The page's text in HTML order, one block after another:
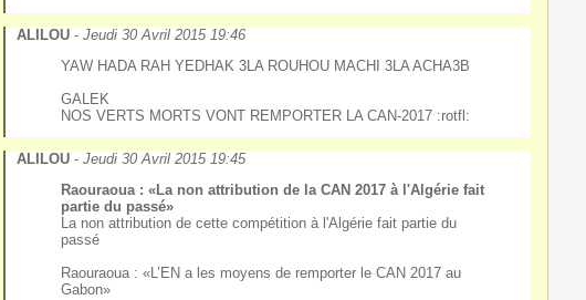
ALILOU -Jeudi 30 Avril 2015 19:46
YAW HADA RAH YEDHAK 3LA ROUHOU MACHI 3LA ACHA3B
GALEK
NOS VERTS MORTS VONT REMPORTER LA CAN-2017 :rotfl:
ALILOU -Jeudi 30 Avril 2015 19:45
Raouraoua : «La non attribution de la CAN 2017 à l'Algérie fait
partie du passé»
La non attribution de cette compétition à l'Algérie fait partie du
passé
Raouraoua : «L’EN a les moyens de remporter le CAN 2017 au
Gabon»